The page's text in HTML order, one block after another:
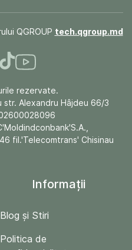
QGROUP tech.qgroup.md
rezervate.
str. Alexandru Hâjdeu 66/3
fil.'Telecomtrans' Chisinau
Informații
Blog și Stiri
Politica de